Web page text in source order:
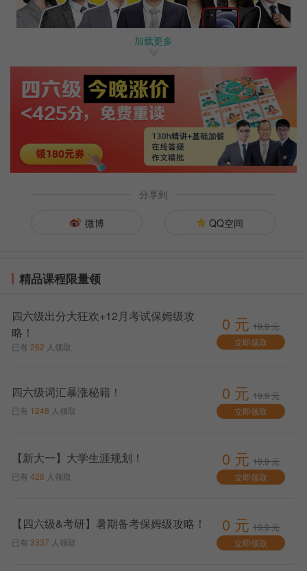
戳这里→晒分参与抽奖！
一、2020年12月 英语六级成绩查询时间：2021年2
月26日（周五）上午10点正式开启。
二、2020年12月英语
四六级官网 成绩查询入口：
三、2020年12月英语六级多少分算过?
全国大学英语四
级考试改革之后，报道成绩满分
理解部分248.5分，翻译部分106.5分。
凡考试成绩在220分以上的考生，由国家教育部高教
加载更多
分享到
微博 QQ空间
精品课程限量领
四六级出分大狂欢+12月考试保姆级攻
略！
已有 262 人领取
0 元 19.9 元
立即领取
四六级词汇暴涨秘籍！
已有 1248 人领取
0 元 19.9 元
立即领取
【新大一】大学生涯规划！
已有 428 人领取
0 元 19.9 元
立即领取
【四六级&考研】暑期备考保姆级攻略！
已有 3337 人领取
0 元 19.9 元
立即领取